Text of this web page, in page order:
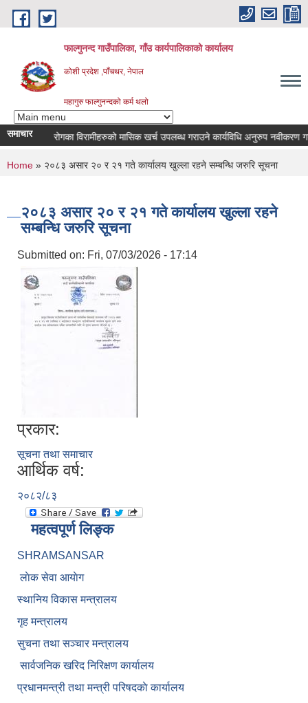
Skip to main content
फाल्गुनन्द गाउँपालिका, गाँउ कार्यपालिकाको कार्यालय
कोशी प्रदेश ,पाँचथर, नेपाल
महागुरु फाल्गुनन्दको कर्म थलो
समाचार
विभिन्न रोगका विरामीहरुको मासिक खर्च उपलब्ध गराउने कार्यविधि अनुरुप नवीकरण गर्ने
You are here
Home » २०८३ असार २० र २१ गते कार्यालय खुल्ला रहने सम्बन्धि जरुरि सूचना
२०८३ असार २० र २१ गते कार्यालय खुल्ला रहने
सम्बन्धि जरुरि सूचना
Submitted on: Fri, 07/03/2026 - 17:14
प्रकार:
सूचना तथा समाचार
आर्थिक वर्ष:
२०८२/८३
महत्वपूर्ण लिङ्क
SHRAMSANSAR
लाेक सेवा आयाेग
स्थानिय विकास मन्त्रालय
गृह मन्त्रालय
सुचना तथा सञ्चार मन्त्रालय
सार्वजनिक खरिद निरिक्षण कार्यालय
प्रधानमन्त्री तथा मन्त्री परिषदकाे कार्यालय